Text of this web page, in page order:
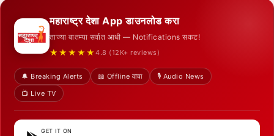
महाराष्ट्र देशा App डाउनलोड करा
ताज्या बातम्या सर्वात आधी — Notifications सकट!
★★★★★ 4.8 (12K+ reviews)
🔔 Breaking Alerts 📖 Offline वाचा
🎙️ Audio News
📺 Live TV
GET IT ON